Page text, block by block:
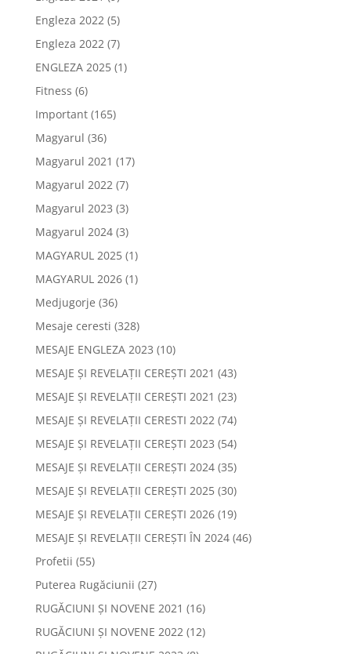
Engleza 2022(5)
Engleza 2022(7)
ENGLEZA 2025(1)
Fitness (6)
Important(165)
Magyarul (36)
Magyarul 2021 (17)
Magyarul 2022(7)
Magyarul 2023 (3)
Magyarul 2024(3)
MAGYARUL 2025(1)
MAGYARUL 2026(1)
Medjugorje (36)
Mesaje ceresti (328)
MESAJE ENGLEZA 2023 (10)
MESAJE ȘI REVELAȚII CEREȘTI 2021 (43)
MESAJE ȘI REVELAȚII CEREȘTI 2021 (23)
MESAJE ȘI REVELAȚII CERESTI 2022(74)
MESAJE ȘI REVELAȚII CEREȘTI 2023 (54)
MESAJE ȘI REVELAȚII CEREȘTI 2024(35)
MESAJE ȘI REVELAȚII CEREȘTI 2025(30)
MESAJE ȘI REVELAȚII CEREȘTI 2026(19)
MESAJE ȘI REVELAȚII CEREȘTI ÎN 2024(46)
Profetii (55)
Puterea Rugăciunii (27)
RUGĂCIUNI ȘI NOVENE 2021 (16)
RUGĂCIUNI ȘI NOVENE 2022(12)